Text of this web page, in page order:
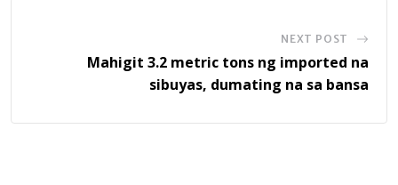
NEXT POST
Mahigit 3.2 metric tons ng imported na
sibuyas, dumating na sa bansa